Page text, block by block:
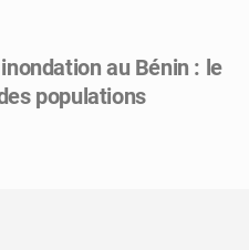
au Bénin : le
populations